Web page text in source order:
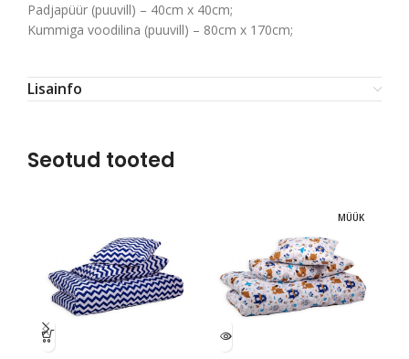
Padjapüür (puuvill) – 40cm x 40cm;
Kummiga voodilina (puuvill) – 80cm x 170cm;
Lisainfo
Seotud tooted
MÜÜK